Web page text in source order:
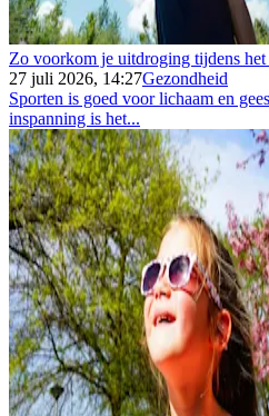
Zo voorkom je uitdroging tijdens het
27 juli 2026, 14:27Gezondheid
Sporten is goed voor lichaam en
inspanning is het...